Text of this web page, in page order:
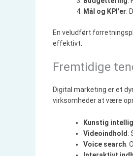
Mål og KPI’er:
En veludført
effektivt.
Fremtidige
Digital marketing er et
virksomheder at være
Kunstig
Videoindhold :
Voice search: